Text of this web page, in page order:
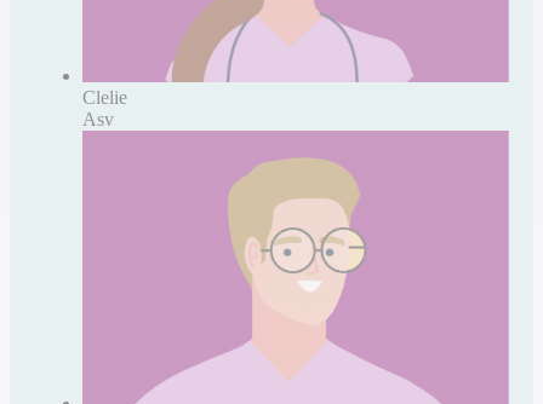
Clelie
Asv